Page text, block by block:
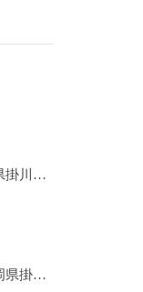
お菓子教室静岡県掛川市lulu kitchen
お菓子教室 静岡県掛川市 lulu kitchen